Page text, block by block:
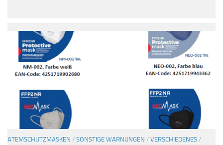
ATEMSCHUTZMASKEN / SONSTIGE WARNUNGEN / VERSCHIEDENES /